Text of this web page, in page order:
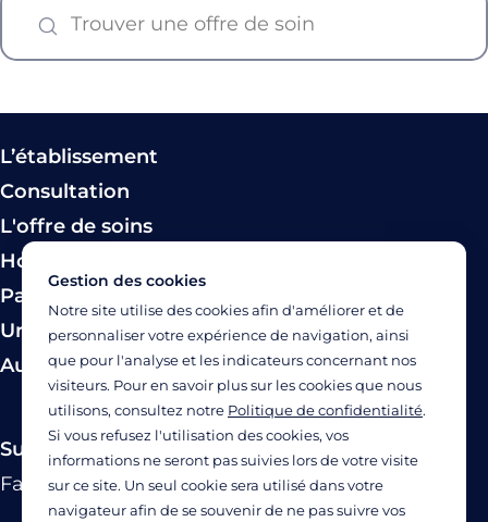
L’établissement
Consultation
L'offre de soins
Hospitalisation
Paiement
Urgence
Autres modes de prise en charge
Suivez-nous
FacebookTwitterLinkedinYouTubeInstagram
Gestion des cookies
Notre site utilise des cookies afin d'améliorer et de
personnaliser votre expérience de navigation, ainsi
que pour l'analyse et les indicateurs concernant nos
visiteurs. Pour en savoir plus sur les cookies que nous
utilisons, consultez notre Politique de confidentialité.
Si vous refusez l'utilisation des cookies, vos
informations ne seront pas suivies lors de votre visite
sur ce site. Un seul cookie sera utilisé dans votre
navigateur afin de se souvenir de ne pas suivre vos